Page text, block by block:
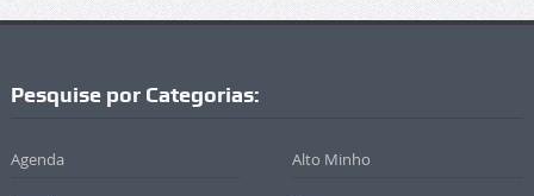
Pesquise por Categorias:
Agenda Alto Minho